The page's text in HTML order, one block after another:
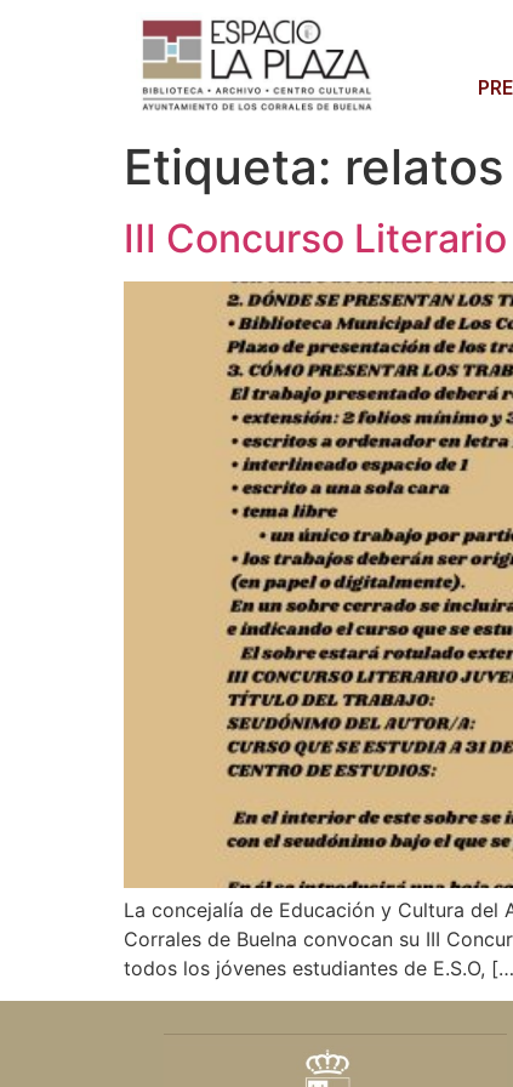
Etiqueta: relatos
III Concurso
La concejalía de Educación y Cultura del
Corrales de Buelna convocan su III
todos los jóvenes estudiantes de E.S.O,